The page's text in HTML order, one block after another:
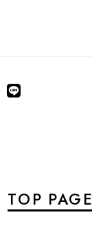
TOP PAGE